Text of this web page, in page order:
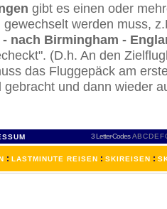
gibt es einen oder
gewechselt werden muss,
nach Birmingham -
(D.h. An den
das Fluggepäck am
und dann wieder
3 Letter-Codes ABCDEF
: LASTMINUTE REISEN : SKIREISEN :